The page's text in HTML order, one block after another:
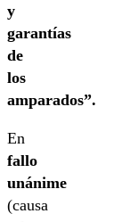
y
garantías
de
los
amparados”.
En
fallo
unánime
(causa